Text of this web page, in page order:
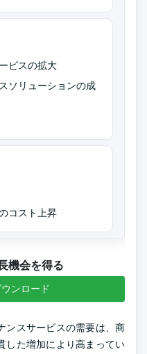
ビスの拡大
ソリューションの成
コスト上昇
機会を得る
ンロード
ンスサービスの需要は、商
した増加により高まってい